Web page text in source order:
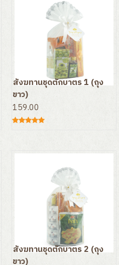
สังฆทานชุดตักบาตร 1 (ถุง
ขาว)
159.00
สังฆทานชุดตักบาตร 2 (ถุง
ขาว)